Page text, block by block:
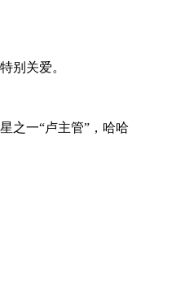
别关爱。
之一“卢主管”，哈哈